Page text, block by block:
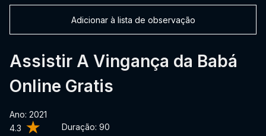
4.3 Duração: 90
Assistir A Vingança da Babá
Online Gratis
Ano: 2021
Adicionar à lista de observação